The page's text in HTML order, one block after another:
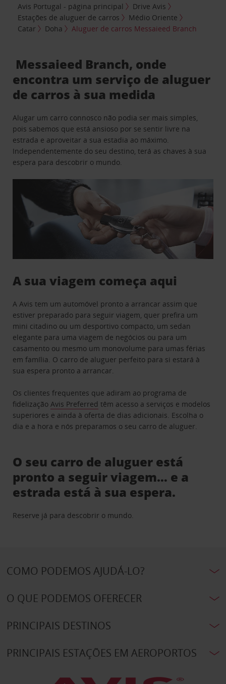
Avis Portugal - página principal
Drive Avis
Estações de aluguer de carros
Médio Oriente
Catar
Doha Aluguer de carros Messaieed Branch
Messaieed Branch, onde
encontra um serviço de aluguer
de carros à sua medida
Alugar um carro connosco não podia ser mais simples,
pois sabemos que está ansioso por se sentir livre na
estrada e aproveitar a sua estadia ao máximo.
Independentemente do seu destino, terá as chaves à sua
espera para descobrir o mundo.
A sua viagem começa aqui
A Avis tem um automóvel pronto a arrancar assim que
estiver preparado para seguir viagem, quer prefira um
mini citadino ou um desportivo compacto, um sedan
elegante para uma viagem de negócios ou para um
casamento ou mesmo um monovolume para umas férias
em família. O carro de aluguer perfeito para si estará à
sua espera pronto a arrancar.
Os clientes frequentes que adiram ao programa de
fidelizaçãoAvis Preferred têm acesso a serviços e modelos
superiores e ainda à oferta de dias adicionais. Escolha o
dia e a hora e nós preparamos o seu carro de aluguer.
O seu carro de aluguer está
pronto a seguir viagem… e a
estrada está à sua espera.
Reserve já para descobrir o mundo.
COMO PODEMOS AJUDÁ-LO?
O QUE PODEMOS OFERECER
PRINCIPAIS DESTINOS
PRINCIPAIS ESTAÇÕES EM AEROPORTOS